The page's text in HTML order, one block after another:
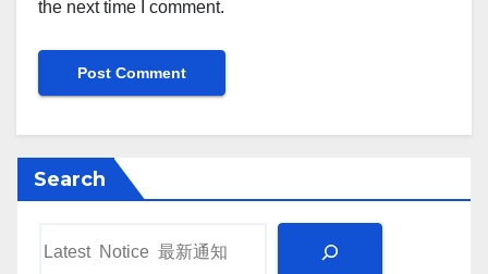
the next time I comment.
Search